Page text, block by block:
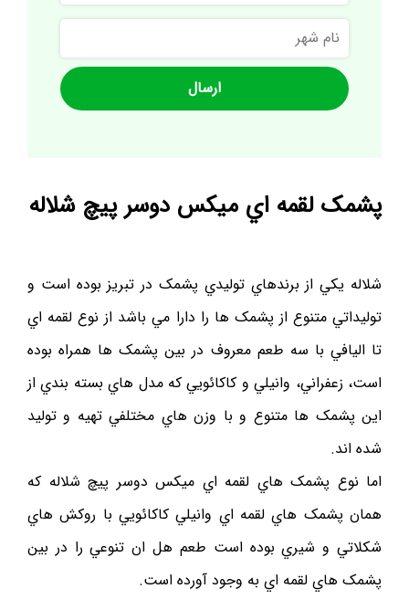
نام
شهر
پشمک لقمه اي ميکس دوسر پيچ شلاله
شلاله يکي از برندهاي توليدي پشمک در تبريز بوده است و
توليداتي متنوع از پشمک ها را دارا مي باشد از نوع لقمه اي
تا اليافي با سه طعم معروف در بين پشمک ها همراه بوده
است، زعفراني، وانيلي و کاکائويي که مدل هاي بسته بندي از
اين پشمک ها متنوع و با وزن هاي مختلفي تهيه و توليد
شده اند.
اما نوع پشمک هاي لقمه اي ميکس دوسر پيچ شلاله که
همان پشمک هاي لقمه اي وانيلي کاکائويي با روکش هاي
شکلاتي و شيري بوده است طعم هل ان تنوعي را در بين
پشمک هاي لقمه اي به وجود آورده است.